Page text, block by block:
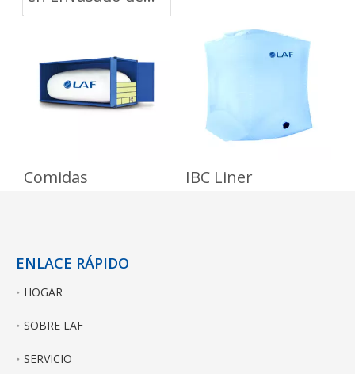
Comidas IBC Liner
ENLACE RÁPIDO
HOGAR
SOBRE LAF
SERVICIO